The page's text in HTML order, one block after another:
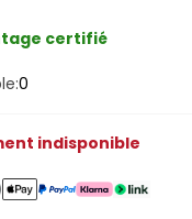
certifié
0
indisponible